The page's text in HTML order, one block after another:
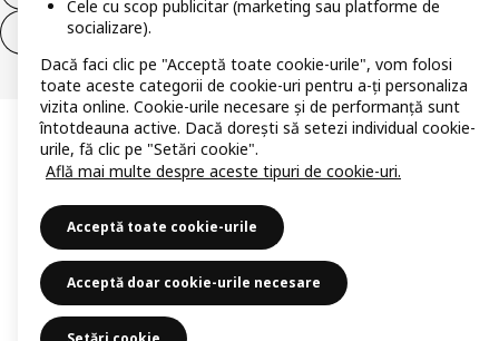
Retrage-te din contract (servicii)
Cele cu scop publicitar (marketing sau platforme de
socializare).
Dacă faci clic pe "Acceptă toate cookie-urile", vom folosi
toate aceste categorii de cookie-uri pentru a-ți personaliza
vizita online. Cookie-urile necesare și de performanță sunt
întotdeauna active. Dacă dorești să setezi individual cookie-
urile, fă clic pe "Setări cookie".
Află mai multe despre aceste tipuri de cookie-uri.
Acceptă toate cookie-urile
Acceptă doar cookie-urile necesare